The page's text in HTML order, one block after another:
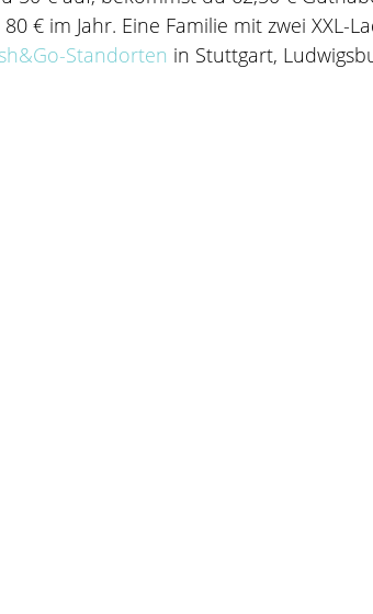
€ im Jahr. Eine Familie mit zwei XXL-
Standorten in Stuttgart,